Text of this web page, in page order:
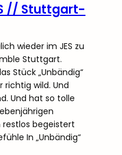
// Stuttgart-
wieder im JES zu
Stuttgart.
Stück „Unbändig“
wild. Und
Und hat so tolle
restlos begeistert
In „Unbändig“